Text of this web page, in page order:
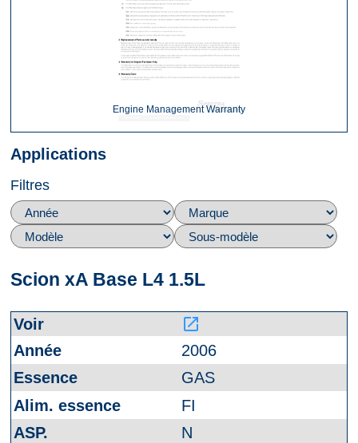
Engine Management Warranty
Applications
Filtres
Scion xA Base L4 1.5L
launch
2006
GAS
FI
N